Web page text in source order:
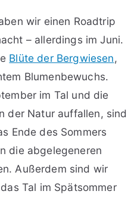
wir einen Roadtrip
– allerdings im Juni.
Blüte der Bergwiesen,
Blumenbewuchs.
im Tal und die
der Natur auffallen, sind
Ende des Sommers
die abgelegeneren
Außerdem sind wir
Tal im Spätsommer